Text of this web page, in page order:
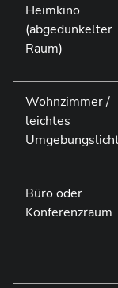
Heimkino
(abgedunkelter
Raum)
Wohnzimmer /
leichtes
Büro oder
Konferenzraum